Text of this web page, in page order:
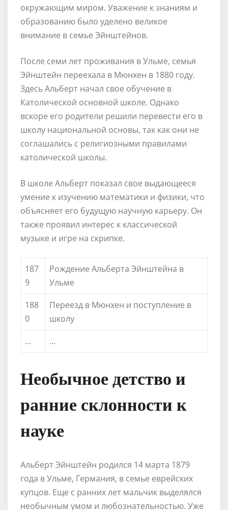
окружающим миром. Уважение к знаниям и
образованию было уделено великое
внимание в семье Эйнштейнов.
После семи лет проживания в Ульме, семья
Эйнштейн переехала в Мюнхен в 1880 году.
Здесь Альберт начал свое обучение в
Католической основной школе. Однако
вскоре его родители решили перевести его в
школу национальной основы, так как они не
соглашались с религиозными правилами
католической школы.
В школе Альберт показал свое выдающееся
умение к изучению математики и физики, что
объясняет его будущую научную карьеру. Он
также проявил интерес к классической
музыке и игре на скрипке.
187
9
Рождение Альберта Эйнштейна в
Ульме
188
0
Переезд в Мюнхен и поступление в
школу
…
…
Необычное детство и
ранние склонности к
науке
Альберт Эйнштейн родился 14 марта 1879
года в Ульме, Германия, в семье еврейских
купцов. Еще с ранних лет мальчик выделялся
необычным умом и любознательностью. Уже